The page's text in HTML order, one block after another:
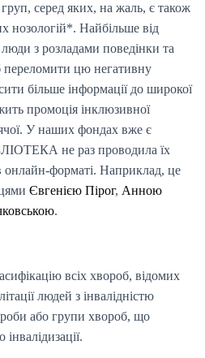
серед яких, на жаль, є також
нозологій*. Найбільше від
з розладами поведінки та
переломити цю негативну
більше інформації до широкої
промоція інклюзивної
У наших фондах вже є
не раз проводила їх
онлайн-форматі. Наприклад, це
Євгенією Пірог, Анною
.
всіх хвороб, відомих
людей з інвалідністю
або групи хвороб, що